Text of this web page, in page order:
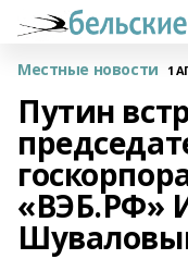
Местные новости 1
Путин
«ВЭБ.РФ»